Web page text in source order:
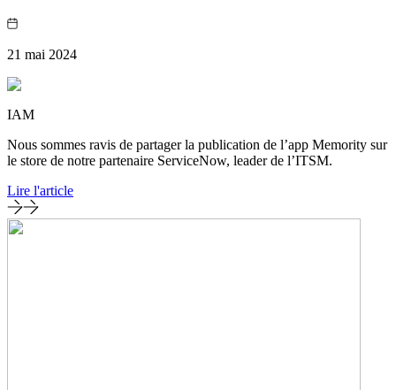
21 mai 2024
IAM
Nous sommes ravis de partager la publication de l’app Memority sur
le store de notre partenaire ServiceNow, leader de l’ITSM.
Lire l'article